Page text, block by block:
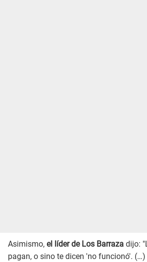
Asimismo, el líder de Los Barraza dijo:
pagan, o sino te dicen 'no funcionó'.